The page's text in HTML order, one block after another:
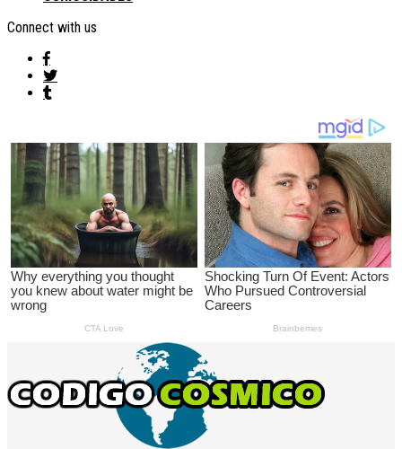
Connect with us